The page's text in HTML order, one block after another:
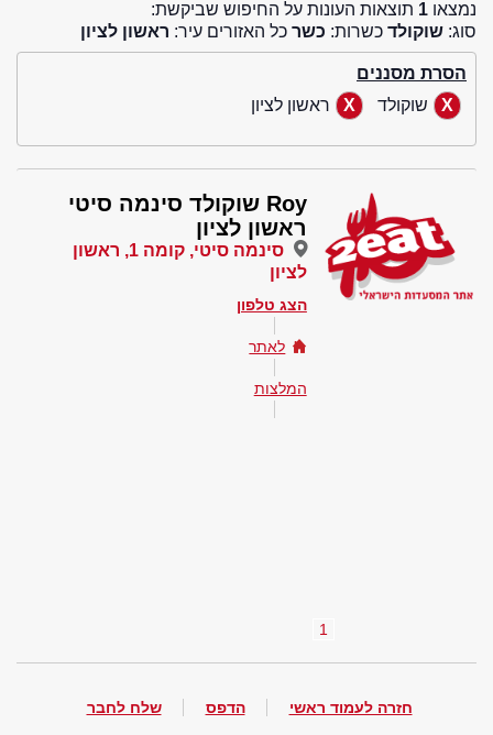
נמצאו 1 תוצאות העונות על החיפוש שביקשת:
סוג: שוקולד כשרות: כשר כל האזורים עיר: ראשון לציון
הסרת מסננים
שוקולד
ראשון לציון
Roy שוקולד סינמה סיטי
ראשון לציון
סינמה סיטי, קומה 1, ראשון
לציון
הצג טלפון
לאתר
המלצות
1
חזרה לעמוד ראשי הדפס שלח לחבר